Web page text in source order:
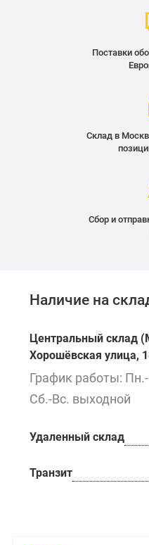
Поставки
Склад в
Сбор и
Наличие на
Центральный склад
Хорошёвская улица,
График работы:
Сб.-Вс. выходной
Удаленный склад
Транзит